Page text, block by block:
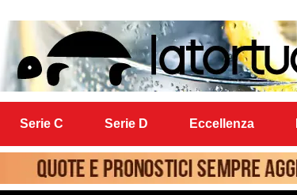
Serie C Serie D Eccellenza